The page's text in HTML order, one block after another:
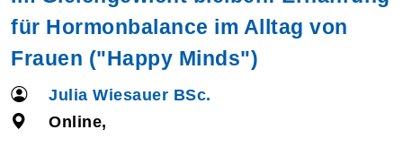
für Hormonbalance im Alltag von
Frauen ("Happy Minds")
Julia Wiesauer BSc.
Online,